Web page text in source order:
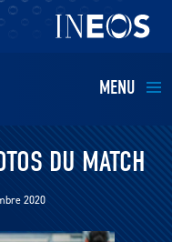
MENU
DU MATCH
2020